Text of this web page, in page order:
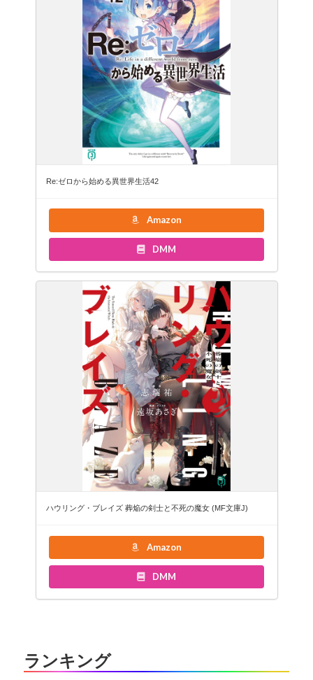
Re:ゼロから始める異世界生活42
Amazon
DMM
ハウリング・ブレイズ 葬焔の剣士と不死の魔女 (MF文庫J)
Amazon
DMM
ランキング